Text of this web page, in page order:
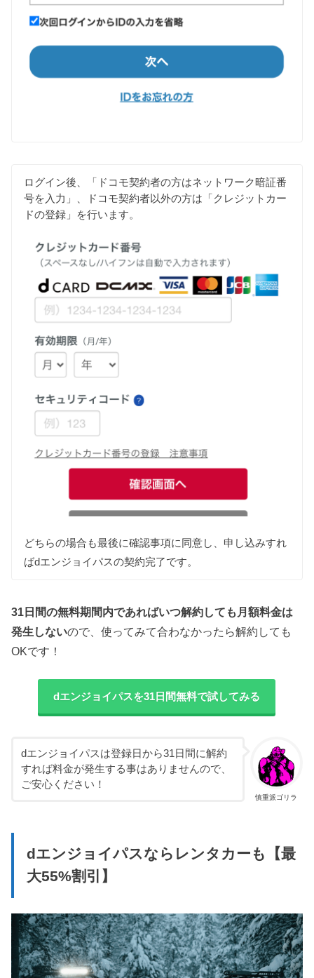
ログイン後、「ドコモ契約者の方はネットワーク暗証番
号を入力」、ドコモ契約者以外の方は「クレジットカー
ドの登録」を行います。
どちらの場合も最後に確認事項に同意し、申し込みすれ
ばdエンジョイパスの契約完了です。
31日間の無料期間内であればいつ解約しても月額料金は
発生しないので、使ってみて合わなかったら解約しても
OKです！
dエンジョイパスを31日間無料で試してみる
慎重派ゴリラ
dエンジョイパスは登録日から31日間に解約
すれば料金が発生する事はありませんので、
ご安心ください！
dエンジョイパスならレンタカーも【最
大55%割引】